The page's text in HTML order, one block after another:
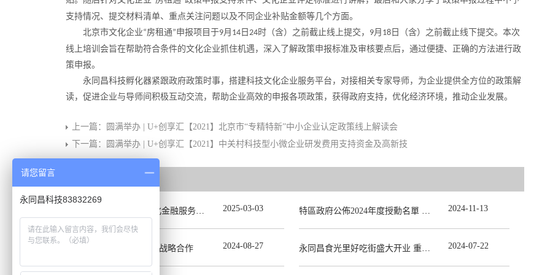
支持情况、提交材料清单、重点关注问题以及不同企业补贴金额等几个方面。
北京市文化企业“房租通”申报项目 于9月 14 日 24时（含）之前截止线上提交， 9月 18 日（含）之前截止线下提交。本次
线上培训会旨在帮助符合条件的文化企业抓住机遇，深入了解政策申报标准及审核要点后，通过便捷、正确的方法进行政
策申报。
永同昌科技孵化器紧跟政府政策时事，搭建科技文化企业服务平台，对接相关专家导师，为企业提供全方位的政策解
读，促进企业与导师间积极互动交流，帮助企业高效的申报各项政策，获得政府支持，优化经济环境，推动企业发展。
上一篇：
圆满举办 | U+创享汇【2021】北京市“专精特新”中小企业认定政策线上解读会
下一篇：
圆满举办 | U+创享汇【2021】中关村科技型小微企业研发费用支持资金及高新技
U+创享汇【2025】深化金融服务精准滴灌赋能发展专题会圆满举办 2025-03-03 特區政府公佈2024年度授勳名單 張宗真獲授予專業功績勳章 2024-11-13
永同昌携手泡泡车启动战略合作 2024-08-27 永同昌食光里好吃街盛大开业 重庆观音桥再添商业新地标 2024-07-22
请您留言
永同昌科技83832269